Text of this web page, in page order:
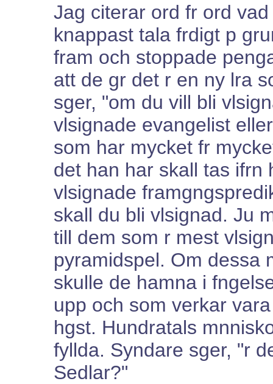
Jag citerar ord fr ord
knappast tala frdigt p
fram och stoppade
att de gr det r en ny lra
sger, "om du vill bli
vlsignade evangelist
som har mycket fr
det han har skall tas ifrn
vlsignade
skall du bli vlsignad. Ju
till dem som r mest
pyramidspel. Om dessa
skulle de hamna i
upp och som verkar
hgst. Hundratals
fyllda. Syndare sger, "r
Sedlar?"